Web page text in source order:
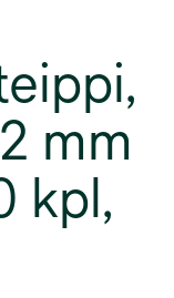
mm
kpl,